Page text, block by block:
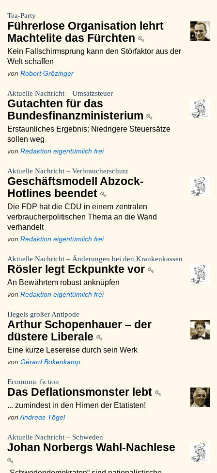
Tea-Party
Führerlose Organisation lehrt
Machtelite das Fürchten
Kein Fallschirmsprung kann den Störfaktor aus der
Welt schaffen
von Robert Grözinger
Aktuelle Nachricht – Umsatzsteuer
Gutachten für das
Bundesfinanzministerium
Erstaunliches Ergebnis: Niedrigere Steuersätze
sollen weg
von Redaktion eigentümlich frei
Aktuelle Nachricht – Verbraucherschutz
Geschäftsmodell Abzock-
Hotlines beendet
Die FDP hat die CDU in einem zentralen
verbraucherpolitischen Thema an die Wand
verhandelt
von Redaktion eigentümlich frei
Aktuelle Nachricht – Änderungen bei den Krankenkassen
Rösler legt Eckpunkte vor
An Bewährtem robust anknüpfen
von Redaktion eigentümlich frei
Hegels großer Antipode
Arthur Schopenhauer – der
düstere Liberale
Eine kurze Lesereise durch sein Werk
von Gérard Bökenkamp
Economic fiction
Das Deflationsmonster lebt
... zumindest in den Hirnen der Etatisten!
von Andreas Tögel
Aktuelle Nachricht – Schweden
Johan Norbergs Wahl-Nachlese